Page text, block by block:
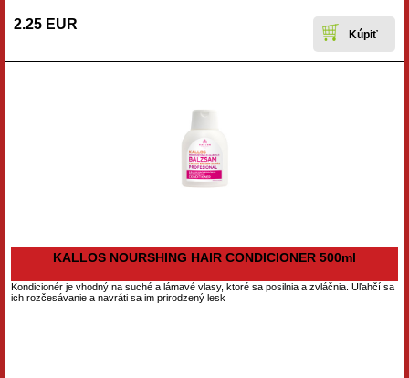
2.25 EUR
KALLOS NOURSHING HAIR CONDICIONER 500ml
Kondicionér je vhodný na suché a lámavé vlasy, ktoré sa posilnia a zvláčnia. Uľahčí sa
ich rozčesávanie a navráti sa im prirodzený lesk